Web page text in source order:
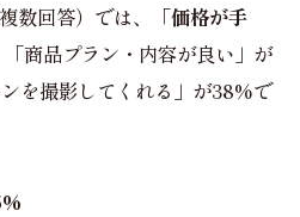
数回答）では、
「価格が手
「商品プラン・内容が良い」が
を撮影してくれる」が38%で